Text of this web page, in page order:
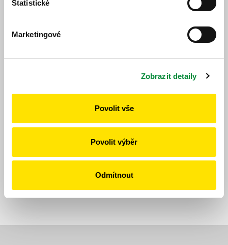
Statistické
Marketingové
Zobrazit detaily
Povolit vše
Povolit výběr
Odmítnout
Jízdní řád
https://www.idpk.cz/jizdni-rady-a-spoje/zmeny-provozu/?